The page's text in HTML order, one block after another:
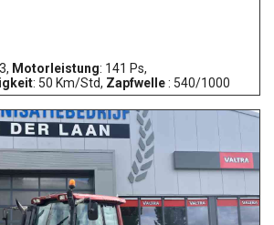
Motorleistung: 141 Ps,
: 50 Km/Std, Zapfwelle: 540/1000